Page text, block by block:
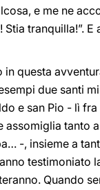
e me ne
tranquilla!”. E
questa
due santi
e san Pio - lì fra
assomiglia tanto
-, insieme a
testimoniato
Quando